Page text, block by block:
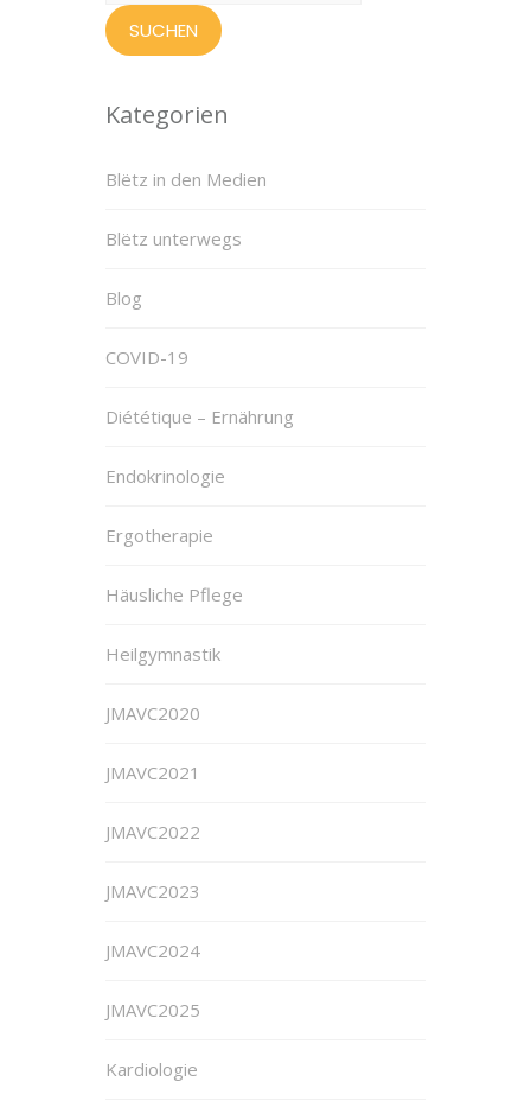
Kategorien
Blëtz in den Medien
Blëtz unterwegs
Blog
COVID-19
Diététique – Ernährung
Endokrinologie
Ergotherapie
Häusliche Pflege
Heilgymnastik
JMAVC2020
JMAVC2021
JMAVC2022
JMAVC2023
JMAVC2024
JMAVC2025
Kardiologie